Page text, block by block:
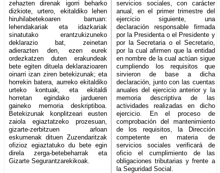
zehazten direnak igorri beharko
dizkiote, urtero, ekitaldiko lehen
hiruhilabetekoaren barruan:
lehendakariak eta idazkariak
sinatutako erantzukizuneko
deklarazio bat, zeinetan
adierazten den, ezen eurek
ordezkatzen duten erakundeak
bete egiten dituela deklarazioaren
oinarri izan ziren betekizunak; eta
horrekin batera, aurreko ekitaldiko
urteko kontuak, eta ekitaldi
horretan egindako jardueren
gaineko memoria deskriptiboa.
Betekizunak konplitzeari eusten
zaiola egiaztatzeko prozesuan,
gizarte-zerbitzuen arloan
eskumenak dituen Zuzendaritzak
ofizioz egiaztatuko du bete egin
direla zerga-betebeharrak eta
Gizarte Segurantzarekikoak.
servicios sociales, con carácter
anual, en el primer trimestre del
ejercicio siguiente, una
declaración responsable firmada
por la Presidenta o el Presidente y
por la Secretaria o el Secretario,
por la cual afirmen que la entidad
en nombre de la cual actúan sigue
cumpliendo los requisitos que
sirvieron de base a dicha
declaración, junto con las cuentas
anuales del ejercicio anterior y la
memoria descriptiva de las
actividades realizadas en dicho
ejercicio. En el proceso de
comprobación del mantenimiento
de los requisitos, la Dirección
competente en materia de
servicios sociales verificará de
oficio el cumplimiento de las
obligaciones tributarias y frente a
la Seguridad Social.